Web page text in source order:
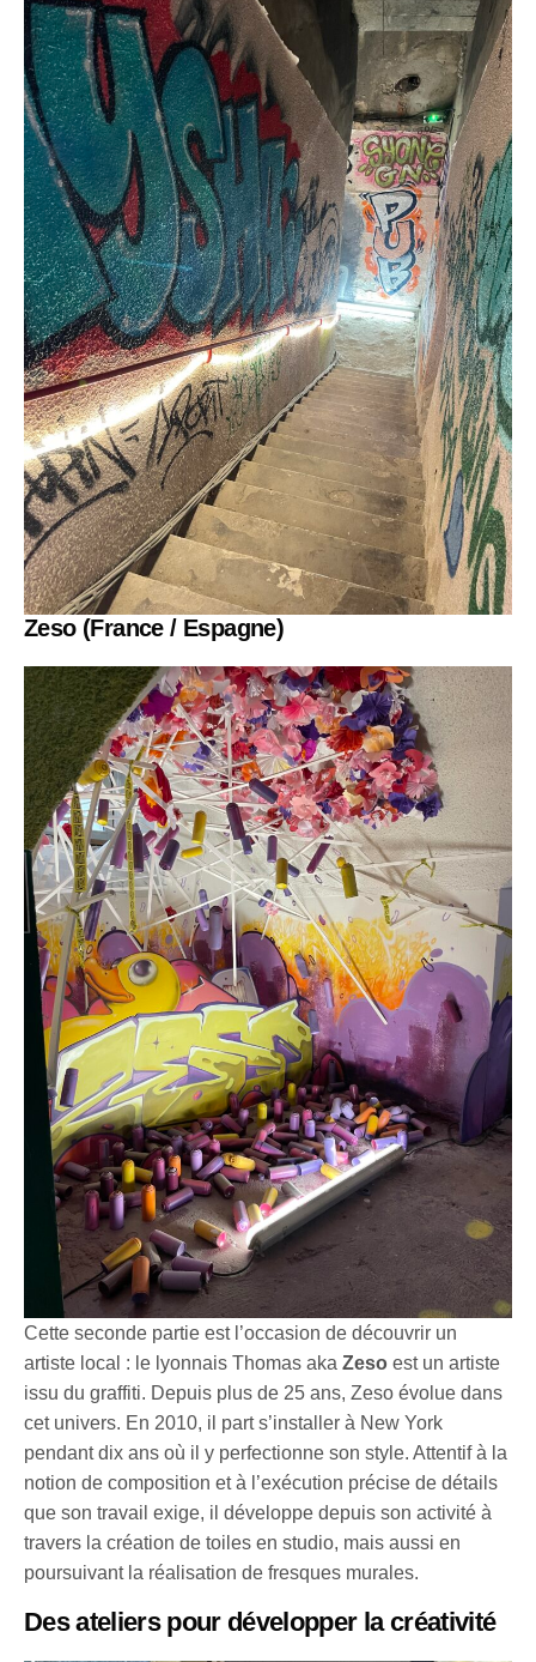
Zeso(France / Espagne)
Cette seconde partie est l’occasion de découvrir un
artiste local : le lyonnais Thomas akaZeso est un artiste
issu du graffiti. Depuis plus de 25 ans, Zeso évolue dans
cet univers. En 2010, il part s’installer à New York
pendant dix ans où il y perfectionne son style. Attentif à la
notion de composition et à l’exécution précise de détails
que son travail exige, il développe depuis son activité à
travers la création de toiles en studio, mais aussi en
poursuivant la réalisation de fresques murales.
Des ateliers pour développer la créativité